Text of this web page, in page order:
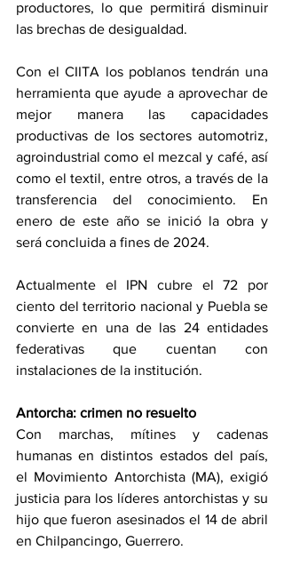
productores, lo que permitirá disminuir
las brechas de desigualdad.
Con el CIITA los poblanos tendrán una
herramienta que ayude a aprovechar de
mejor manera las capacidades
productivas de los sectores automotriz,
agroindustrial como el mezcal y café, así
como el textil, entre otros, a través de la
transferencia del conocimiento. En
enero de este año se inició la obra y
será concluida a fines de 2024.
Actualmente el IPN cubre el 72 por
ciento del territorio nacional y Puebla se
convierte en una de las 24 entidades
federativas que cuentan con
instalaciones de la institución.
Antorcha: crimen no resuelto
Con marchas, mítines y cadenas
humanas en distintos estados del país,
el Movimiento Antorchista (MA), exigió
justicia para los líderes antorchistas y su
hijo que fueron asesinados el 14 de abril
en Chilpancingo, Guerrero.